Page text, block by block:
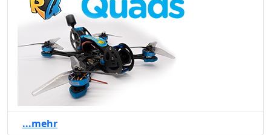
...mehr